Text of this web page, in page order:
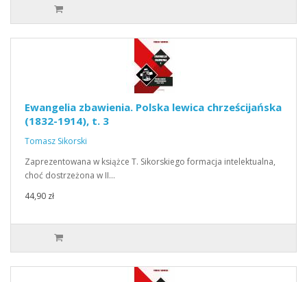
Ewangelia zbawienia. Polska lewica chrześcijańska
(1832-1914), t. 3
Tomasz Sikorski
Zaprezentowana w książce T. Sikorskiego formacja intelektualna,
choć dostrzeżona w II…
44,90 zł